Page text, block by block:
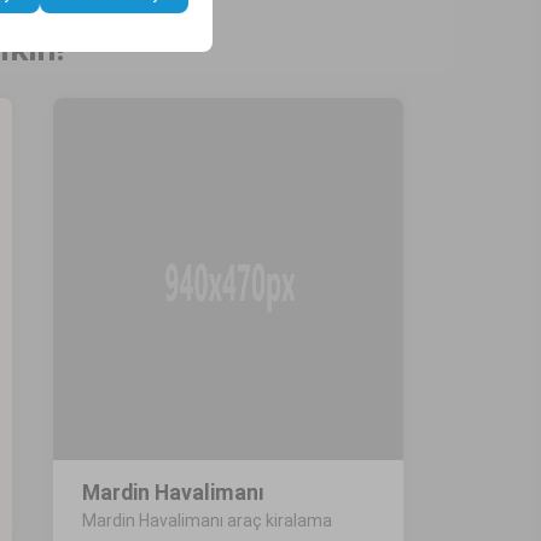
Mardin Havalimanı
Mardin Havalimanı araç kiralama